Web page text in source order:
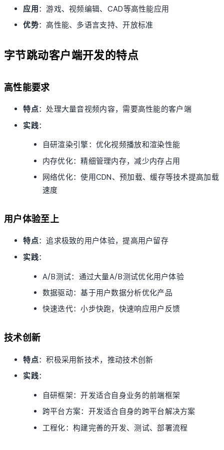
应用：游戏、视频编辑、CAD等高性能应用
优势：高性能、多语言支持、开放标准
字节跳动客户端开发的特点
高性能要求
特点：处理大量音视频内容，需要高性能的客户端
实践：
自研渲染引擎：优化视频播放和渲染性能
内存优化：精细管理内存，减少内存占用
网络优化：使用CDN、预加载、缓存等技术提高加载
速度
用户体验至上
特点：追求极致的用户体验，提高用户留存
实践：
A/B测试：通过大量A/B测试优化用户体验
数据驱动：基于用户数据分析优化产品
快速迭代：小步快跑，快速响应用户反馈
技术创新
特点：积极采用新技术，推动技术创新
实践：
自研框架：开发适合自身业务的前端框架
跨平台方案：开发适合自身的跨平台解决方案
工程化：构建完善的开发、测试、部署流程